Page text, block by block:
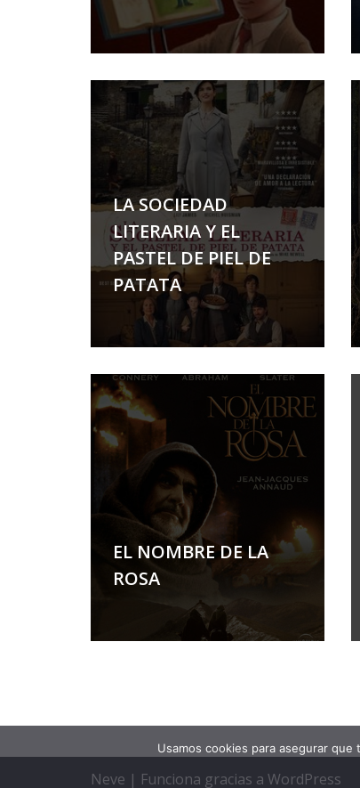
LA SOCIEDAD
LITERARIA Y EL
PASTEL DE PIEL DE
PATATA
EL NOMBRE DE LA
ROSA
Neve | Funciona gracias a WordPress
Usamos cookies para asegurar